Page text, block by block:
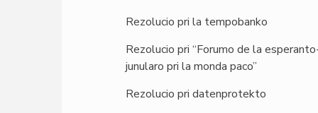
Rezolucio pri la tempobanko
Rezolucio pri “Forumo de la
junularo pri la monda paco”
Rezolucio pri datenprotekto